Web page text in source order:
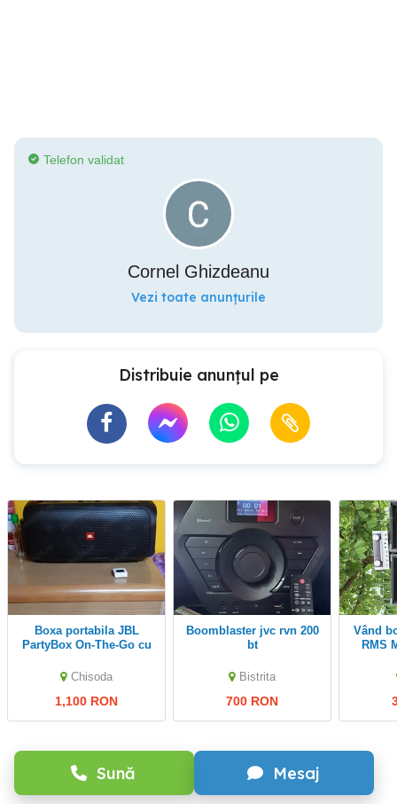
Sună Mesaj
Telefon validat
Cornel Ghizdeanu
Vezi toate anunțurile
Distribuie anunțul pe
Boxa portabila JBL
PartyBox On-The-Go cu
Chisoda
1,100 RON
boomblaster jvc rvn 200
bt
Bistrita
700 RON
Vând boxe pasive 200w
RMS